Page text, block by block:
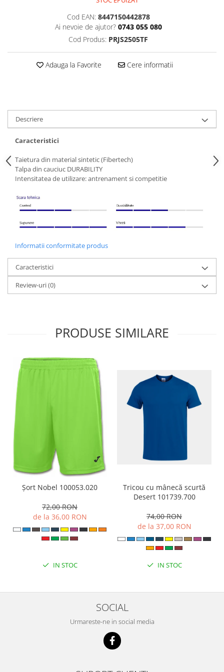
Cod EAN: 8447150442878
Ai nevoie de ajutor? 0743 055 080
Cod Produs: PRJS2505TF
Adauga la Favorite Cere informatii
Descriere
Caracteristici
Taietura din material sintetic (Fibertech)
Talpa din cauciuc DURABILITY
Intensitatea de utilizare: antrenament si competitie
Informatii conformitate produs
Caracteristici
Review-uri(0)
PRODUSE SIMILARE
Șort Nobel 100053.020
72,00 RON
de la 36,00 RON
IN STOC
Tricou cu mânecă scurtă
Desert 101739.700
74,00 RON
de la 37,00 RON
IN STOC
SOCIAL
Urmareste-ne in social media